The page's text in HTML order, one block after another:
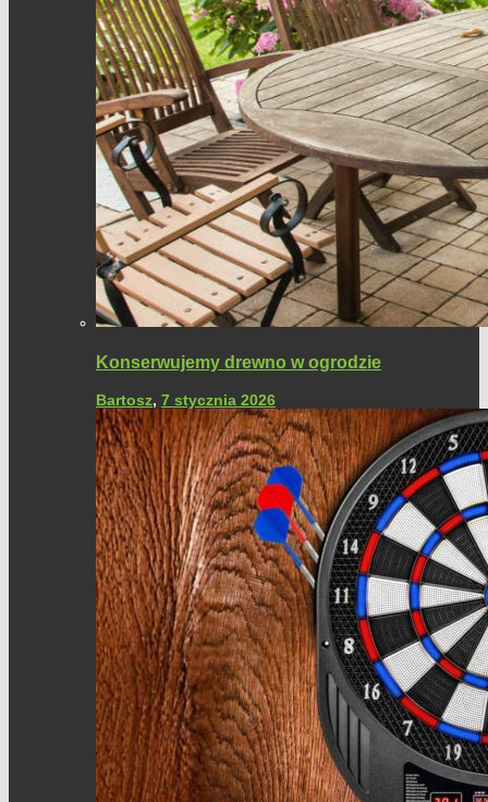
Konserwujemy drewno w ogrodzie
Bartosz, 7 stycznia 2026